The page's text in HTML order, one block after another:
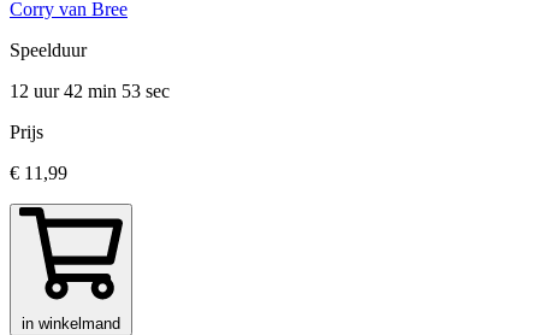
Corry van Bree
Speelduur
12 uur 42 min 53 sec
Prijs
€ 11,99
in winkelmand